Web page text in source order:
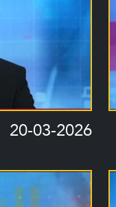
20-03-2026